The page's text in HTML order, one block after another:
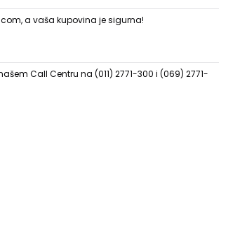
a vaša kupovina je sigurna!
Call Centru na (011) 2771-300 i (069) 2771-